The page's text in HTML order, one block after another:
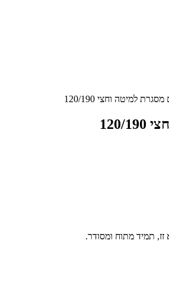
למיטה וחצי 120/190
תמיד מתוח ומסודר.